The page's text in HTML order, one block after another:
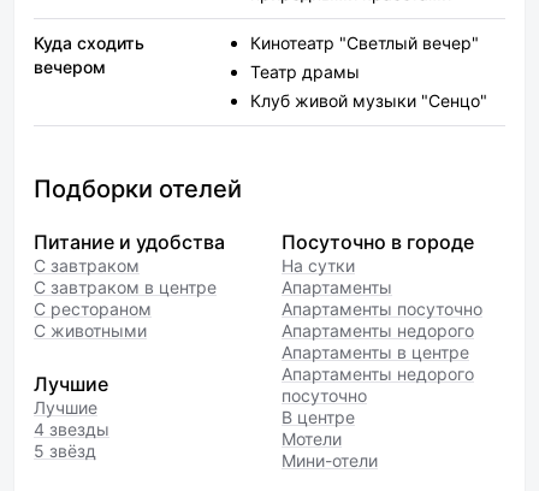
Куда сходить
вечером
Кинотеатр "Светлый вечер"
Театр драмы
Клуб живой музыки "Сенцо"
Подборки отелей
Питание и удобства
С завтраком
С завтраком в центре
С рестораном
С животными
Лучшие
Лучшие
4 звезды
5 звёзд
Посуточно в городе
На сутки
Апартаменты
Апартаменты посуточно
Апартаменты недорого
Апартаменты в центре
Апартаменты недорого
посуточно
В центре
Мотели
Мини-отели